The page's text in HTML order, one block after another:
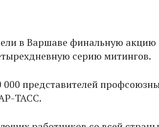
в Варшаве финальную акцию
серию митингов.
представителей
ТАСС.